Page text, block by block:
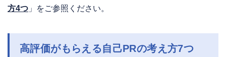
方4つ 」をご参照ください。
高評価がもらえる自己PRの考え方7つ